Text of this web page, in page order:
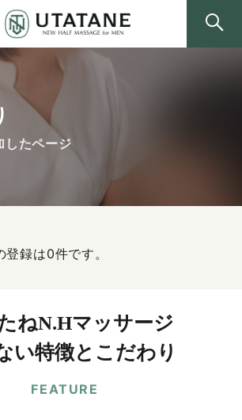
したページ
録は0件です。
ねN.Hマッサージ
い特徴とこだわり
FEATURE